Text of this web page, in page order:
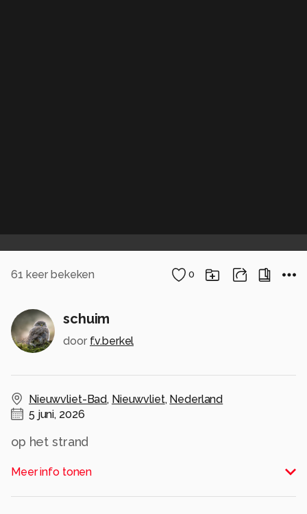
61 keer bekeken 0
schuim
door f.v.berkel
Nieuwvliet-Bad, Nieuwvliet, Nederland
5 juni, 2026
op het strand
Alle rechten voorbehouden
Meer info tonen